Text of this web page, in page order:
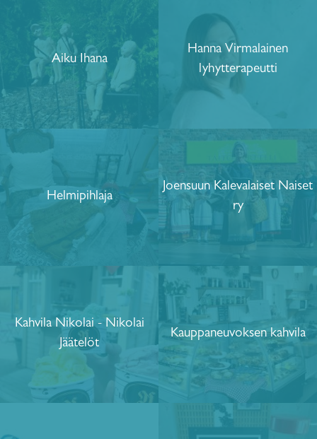
Aiku Ihana
Hanna Virmalainen
lyhytterapeutti
Helmipihlaja
Joensuun Kalevalaiset Naiset
ry
Kahvila Nikolai - Nikolai
Jäätelöt
Kauppaneuvoksen kahvila